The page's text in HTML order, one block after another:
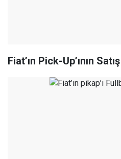
Fiat’ın Pick-Up’ının